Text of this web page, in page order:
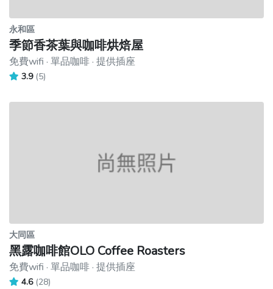
永和區
季節香茶葉與咖啡烘焙屋
免費wifi · 單品咖啡 · 提供插座
3.9 (5)
大同區
黑露咖啡館OLO Coffee Roasters
免費wifi · 單品咖啡 · 提供插座
4.6 (28)